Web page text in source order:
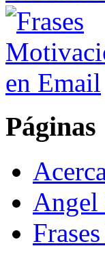
Páginas
Angel